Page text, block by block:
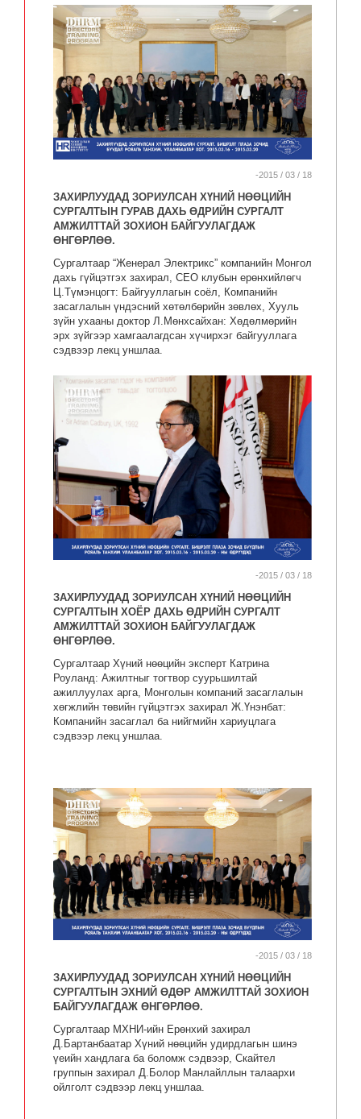
-2015 / 03 / 18
ЗАХИРЛУУДАД ЗОРИУЛСАН ХҮНИЙ НӨӨЦИЙН
СУРГАЛТЫН ГУРАВ ДАХЬ ӨДРИЙН СУРГАЛТ
АМЖИЛТТАЙ ЗОХИОН БАЙГУУЛАГДАЖ
ӨНГӨРЛӨӨ.
Сургалтаар “Женерал Электрикс” компанийн Монгол
дахь гүйцэтгэх захирал, СЕО клубын ерөнхийлөгч
Ц.Түмэнцогт: Байгууллагын соёл, Компанийн
засаглалын үндэсний хөтөлбөрийн зөвлөх, Хууль
зүйн ухааны доктор Л.Мөнхсайхан: Хөдөлмөрийн
эрх зүйгээр хамгаалагдсан хүчирхэг байгууллага
сэдвээр лекц уншлаа.
-2015 / 03 / 18
ЗАХИРЛУУДАД ЗОРИУЛСАН ХҮНИЙ НӨӨЦИЙН
СУРГАЛТЫН ХОЁР ДАХЬ ӨДРИЙН СУРГАЛТ
АМЖИЛТТАЙ ЗОХИОН БАЙГУУЛАГДАЖ
ӨНГӨРЛӨӨ.
Сургалтаар Хүний нөөцийн эксперт Катрина
Роуланд: Ажилтныг тогтвор суурьшилтай
ажиллуулах арга, Монголын компаний засаглалын
хөгжлийн төвийн гүйцэтгэх захирал Ж.Үнэнбат:
Компанийн засаглал ба нийгмийн хариуцлага
сэдвээр лекц уншлаа.
-2015 / 03 / 18
ЗАХИРЛУУДАД ЗОРИУЛСАН ХҮНИЙ НӨӨЦИЙН
СУРГАЛТЫН ЭХНИЙ ӨДӨР АМЖИЛТТАЙ ЗОХИОН
БАЙГУУЛАГДАЖ ӨНГӨРЛӨӨ.
Сургалтаар МХНИ-ийн Ерөнхий захирал
Д.Бартанбаатар Хүний нөөцийн удирдлагын шинэ
үеийн хандлага ба боломж сэдвээр, Скайтел
группын захирал Д.Болор Манлайллын талаархи
ойлголт сэдвээр лекц уншлаа.